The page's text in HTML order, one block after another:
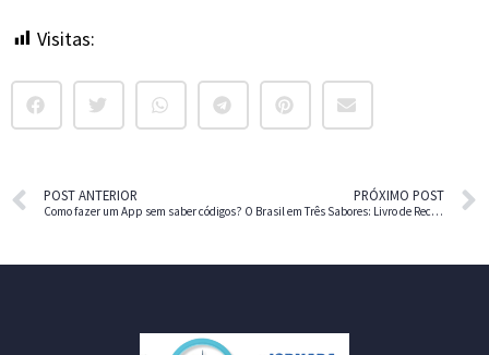
Visitas:
POST ANTERIOR
Como fazer um App sem saber códigos?
PRÓXIMO POST
O Brasil em Três Sabores: Livro de Receitas Regionais